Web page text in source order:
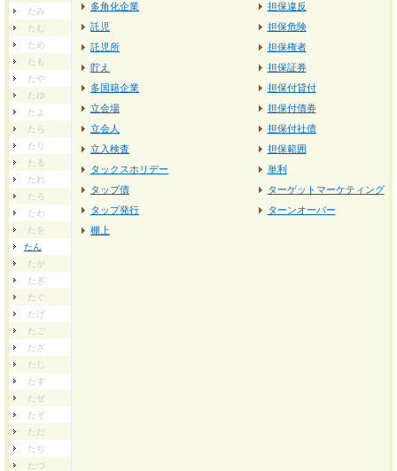
たみ
たむ
ため
たも
たや
たゆ
たよ
たら
たり
たる
たれ
たろ
たわ
たを
たん
たが
たぎ
たぐ
たげ
たご
たざ
たじ
たず
たぜ
たぞ
ただ
たぢ
たづ
多角化企業
託児
託児所
貯え
多国籍企業
立会場
立会人
立入検査
タックスホリデー
タップ債
タップ発行
棚上
担保違反
担保危険
担保権者
担保証券
担保付貸付
担保付債券
担保付社債
担保範囲
単利
ターゲットマーケティング
ターンオーバー